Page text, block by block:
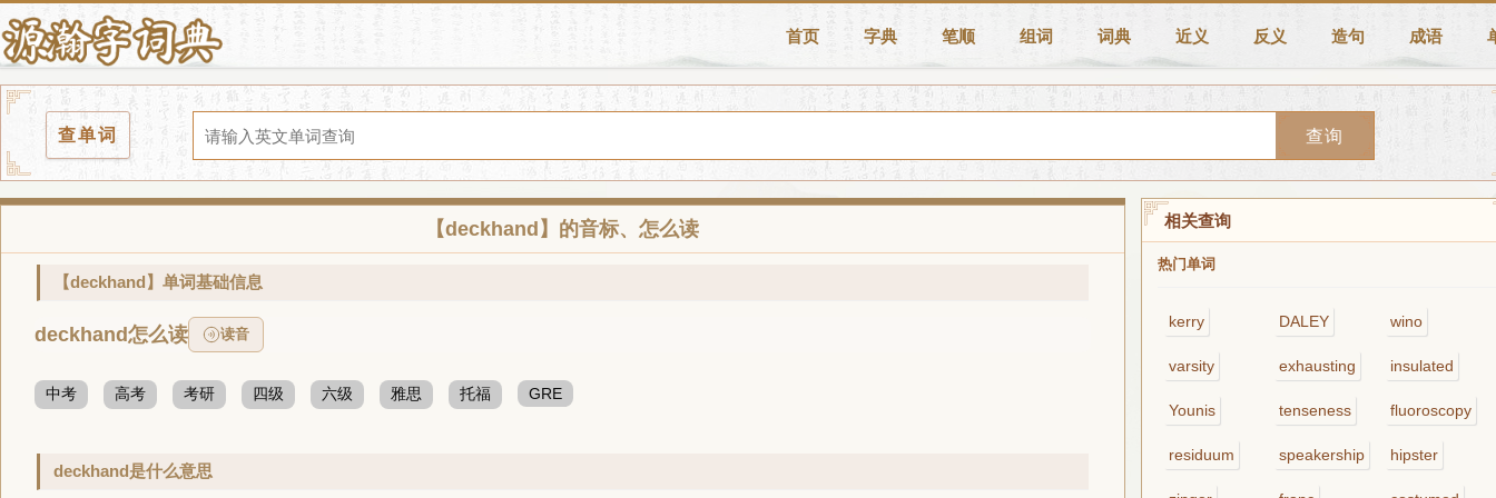
首页 字典 笔顺 组词 词典 近义 反义 造句 成语
查单词 查询
【deckhand】的音标、怎么读
【deckhand】单词基础信息
deckhand怎么读 读音
中考 高考 考研 四级 六级 雅思 托福 GRE
deckhand是什么意思
相关查询
热门单词
kerry DALEY wino
varsity exhausting insulated
Younis tenseness fluoroscopy
residuum speakership hipster